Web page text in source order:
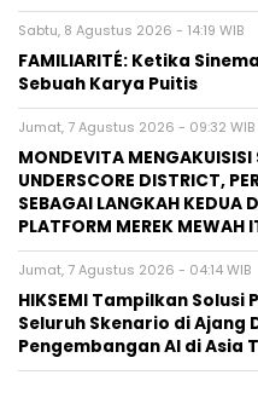
Sabtu, 8 Agustus 2026 - 14:19 WIB
FAMILIARITÉ: Ketika
Sebuah Karya Puitis
Jumat, 7 Agustus 2026 - 09:32 WIB
MONDEVITA
UNDERSCORE DISTRICT,
SEBAGAI LANGKAH KEDUA
PLATFORM MEREK MEWAH
Jumat, 7 Agustus 2026 - 04:14 WIB
HIKSEMI Tampilkan
Seluruh Skenario di Ajang
Pengembangan AI di Asia